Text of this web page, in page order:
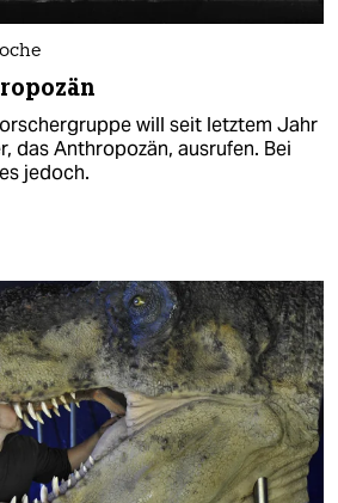
will seit letztem Jahr
das Anthropozän, ausrufen. Bei
jedoch.